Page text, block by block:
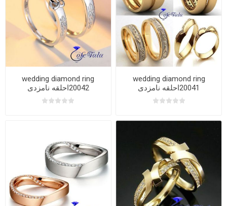
wedding diamond ring
20041احلقه نامزدی
wedding diamond ring
20042احلقه نامزدی